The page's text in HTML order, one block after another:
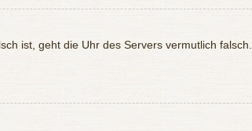
ist, geht die Uhr des Servers vermutlich falsch.